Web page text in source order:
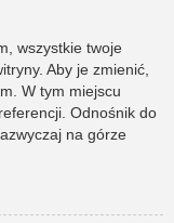
wszystkie twoje
Aby je zmienić,
W tym miejscu
Odnośnik do
na górze